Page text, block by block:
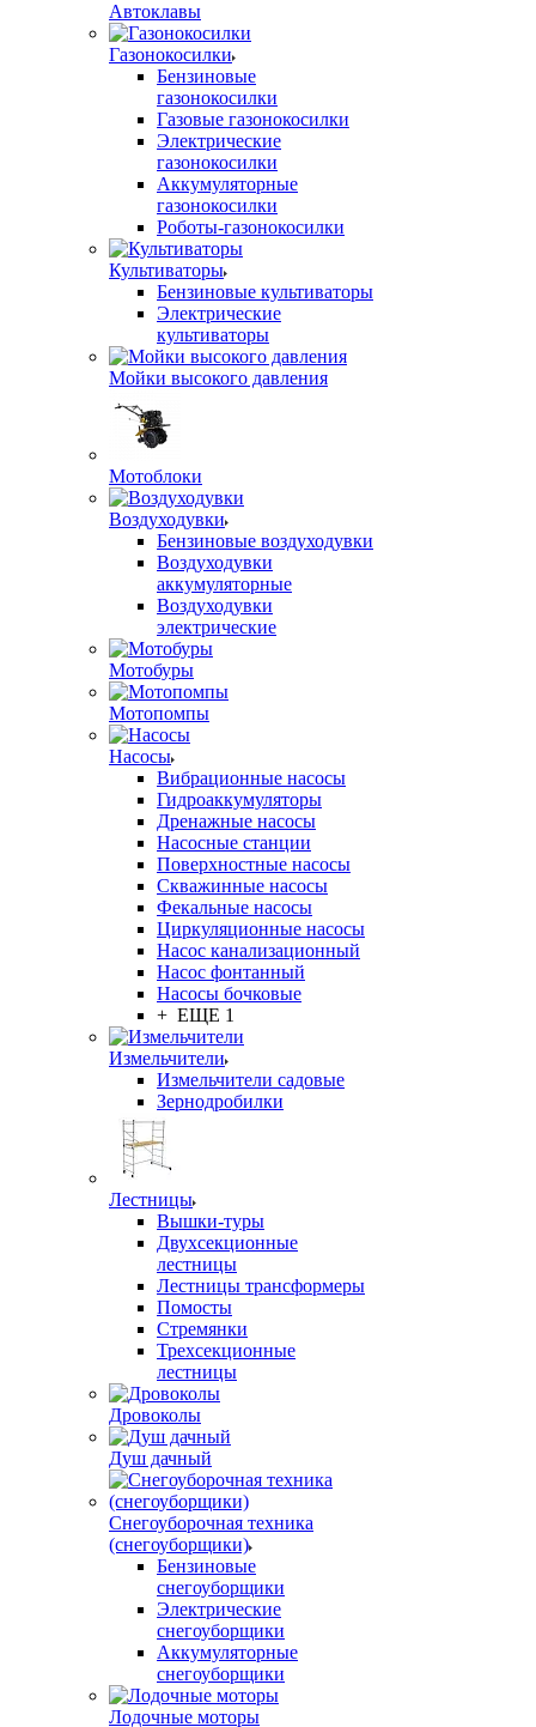
Автоклавы
Газонокосилки
Бензиновые
газонокосилки
Газовые газонокосилки
Электрические
газонокосилки
Аккумуляторные
газонокосилки
Роботы-газонокосилки
Культиваторы
Бензиновые культиваторы
Электрические
культиваторы
Мойки высокого давления
Мотоблоки
Воздуходувки
Бензиновые воздуходувки
Воздуходувки
аккумуляторные
Воздуходувки
электрические
Мотобуры
Мотопомпы
Насосы
Вибрационные насосы
Гидроаккумуляторы
Дренажные насосы
Насосные станции
Поверхностные насосы
Скважинные насосы
Фекальные насосы
Циркуляционные насосы
Насос канализационный
Насос фонтанный
Насосы бочковые
+ ЕЩЕ 1
Измельчители
Измельчители садовые
Зернодробилки
Лестницы
Вышки-туры
Двухсекционные
лестницы
Лестницы трансформеры
Помосты
Стремянки
Трехсекционные
лестницы
Дровоколы
Душ дачный
Снегоуборочная техника
(снегоуборщики)
Бензиновые
снегоуборщики
Электрические
снегоуборщики
Аккумуляторные
снегоуборщики
Лодочные моторы